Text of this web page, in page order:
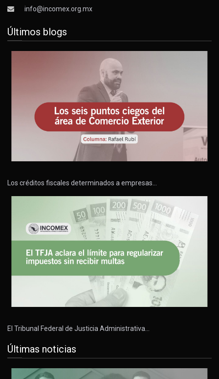
info@incomex.org.mx
Últimos blogs
Los créditos fiscales determinados a empresas…
El Tribunal Federal de Justicia Administrativa…
Últimas noticias